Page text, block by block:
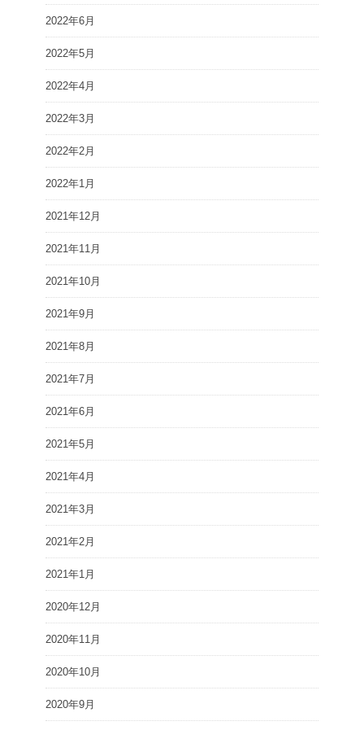
2022年6月
2022年5月
2022年4月
2022年3月
2022年2月
2022年1月
2021年12月
2021年11月
2021年10月
2021年9月
2021年8月
2021年7月
2021年6月
2021年5月
2021年4月
2021年3月
2021年2月
2021年1月
2020年12月
2020年11月
2020年10月
2020年9月